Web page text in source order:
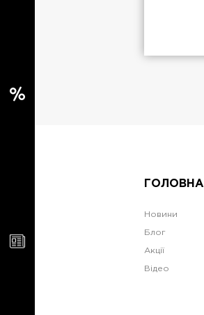
ГОЛОВНА
Новини
Блог
Акції
Відео